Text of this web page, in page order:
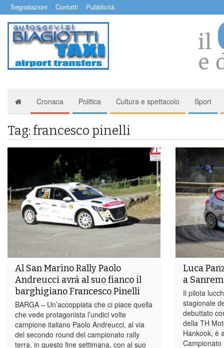
Segnalazioni Contatti Pubblicità
Cronaca Politica Cultura e spettacolo Sport
Tag: francesco pinelli
Al San Marino Rally Paolo
Andreucci avrà al suo fianco il
barghigiano Francesco Pinelli
BARGA – Un’accoppiata che ci piace quella
che vede protagonista l’undici volte
campione italiano Paolo Andreucci, al via
del secondo round del campionato rally
terra, in questo fine settimana, con al suo
Luca
a
Il pilota
stagionale
debuttato
della TH
Hankook, è
Campionato